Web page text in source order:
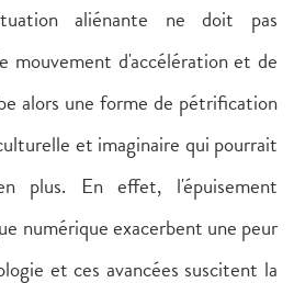
aliénante ne doit pas
mouvement d'accélération et de
alors une forme de pétrification
et imaginaire qui pourrait
plus. En effet, l'épuisement
numérique exacerbent une peur
et ces avancées suscitent la